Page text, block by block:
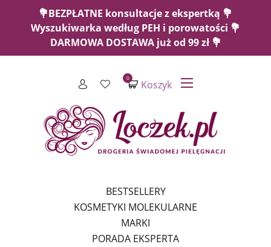
💐BEZPŁATNE konsultacje z ekspertką 💐
Wyszukiwarka według PEH i porowatości 💐
DARMOWA DOSTAWA już od 99 zł 💐
Koszyk
0
BESTSELLERY
KOSMETYKI MOLEKULARNE
MARKI
PORADA EKSPERTA